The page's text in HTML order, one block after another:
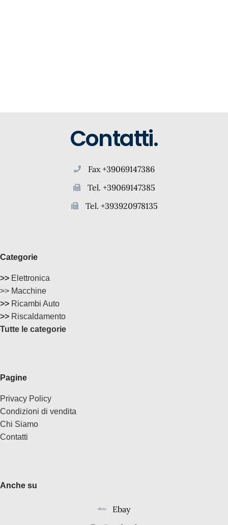
Contatti.
Fax +39069147386
Tel. +39069147385
Tel. +393920978135
Categorie
>> Elettronica
>> Macchine
>> Ricambi Auto
>> Riscaldamento
Tutte le categorie
Pagine
Privacy Policy
Condizioni di vendita
Chi Siamo
Contatti
Anche su
Ebay